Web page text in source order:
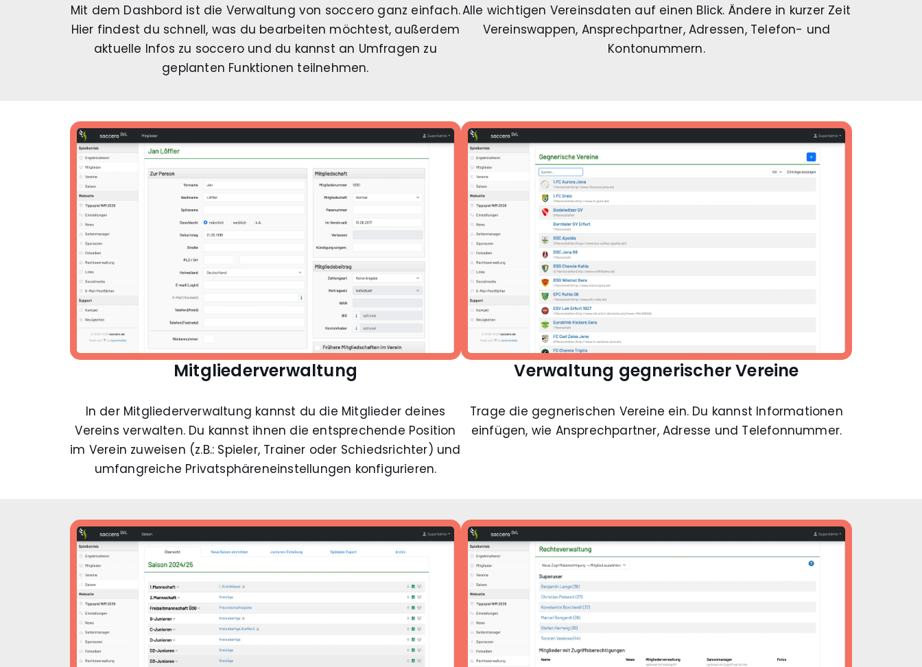
Mit dem Dashbord ist die Verwaltung von soccero ganz einfach.
Hier findest du schnell, was du bearbeiten möchtest, außerdem
aktuelle Infos zu soccero und du kannst an Umfragen zu
geplanten Funktionen teilnehmen.
Alle wichtigen Vereinsdaten auf einen Blick. Ändere in kurzer Zeit
Vereinswappen, Ansprechpartner, Adressen, Telefon- und
Kontonummern.
Mitgliederverwaltung
In der Mitgliederverwaltung kannst du die Mitglieder deines
Vereins verwalten. Du kannst ihnen die entsprechende Position
im Verein zuweisen (z.B.: Spieler, Trainer oder Schiedsrichter) und
umfangreiche Privatsphäreneinstellungen konfigurieren.
Verwaltung gegnerischer Vereine
Trage die gegnerischen Vereine ein. Du kannst Informationen
einfügen, wie Ansprechpartner, Adresse und Telefonnummer.